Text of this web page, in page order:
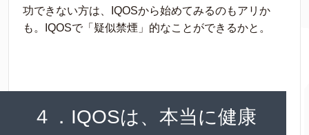
功できない方は、IQOSから始めてみるのもアリか
も。IQOSで「疑似禁煙」的なことができるかと。
４．IQOSは、本当に健康